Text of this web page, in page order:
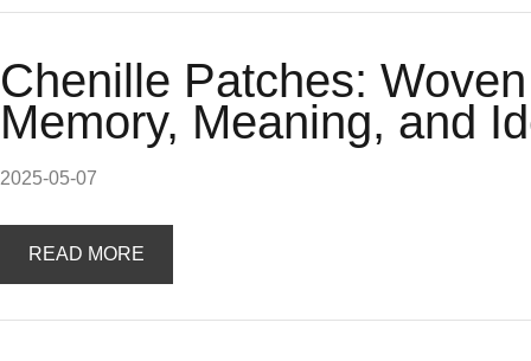
Chenille Patches:
Memory, Meaning, and
2025-05-07
READ MORE